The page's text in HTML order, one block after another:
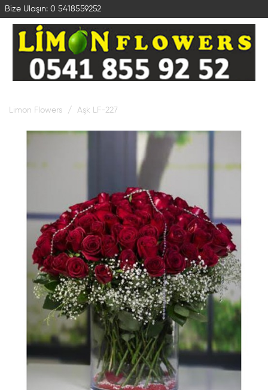
Bize Ulaşın: 0 5418559252
Limon Flowers Aşk LF-227